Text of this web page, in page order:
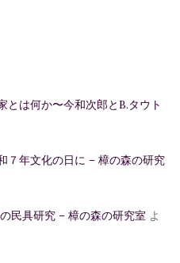
とは何か〜今和次郎とB.タウト
７年文化の日に – 樟の森の研究
民具研究 – 樟の森の研究室 よ